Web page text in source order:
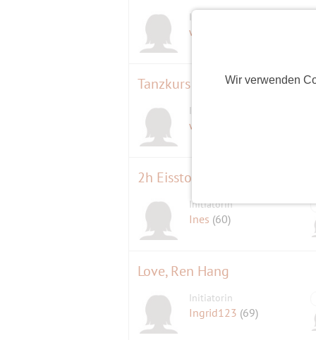
Wir verwenden
Initiatorin
wunderbar1987
Initiatorin
wunderbar1987
2h Eisstockschiessen +
Initiatorin
Ines (60)
Love, Ren Hang
Initiatorin
Ingrid123 (69)